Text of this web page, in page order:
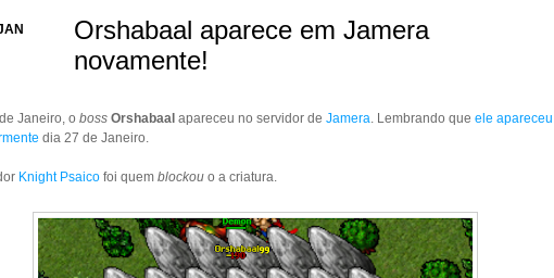
Orshabaal aparece em Jamera
novamente!
Janeiro, o boss Orshabaal apareceu no servidor de Jamera. Lembrando que ele apareceu
dia 27 de Janeiro.
Knight Psaico foi quem blockou o a criatura.